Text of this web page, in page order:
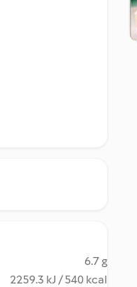
6.7 g
2259.3 kJ / 540 kcal